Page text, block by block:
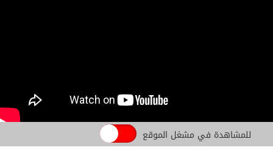
للمشاهدة في مشغل الموقع